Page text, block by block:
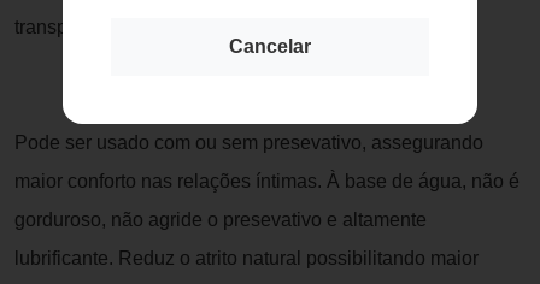
Cancelar
transparente, sem cheiro e solúvel em água.
Pode ser usado com ou sem presevativo, assegurando
maior conforto nas relações íntimas. À base de água, não é
gorduroso, não agride o presevativo e altamente
lubrificante. Reduz o atrito natural possibilitando maior